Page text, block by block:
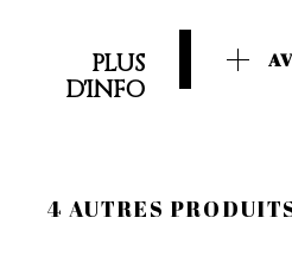
PLUS
D'INFO
4 AUTRES